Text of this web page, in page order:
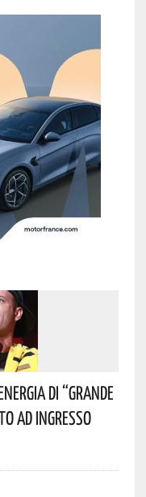
Di “Grande
Ad Ingresso